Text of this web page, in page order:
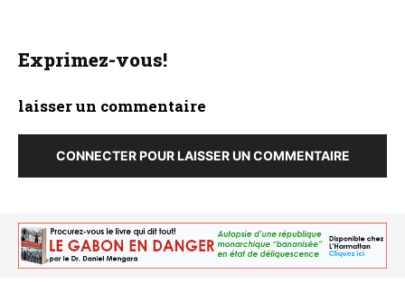
Exprimez-vous!
laisser un commentaire
CONNECTER POUR LAISSER UN COMMENTAIRE